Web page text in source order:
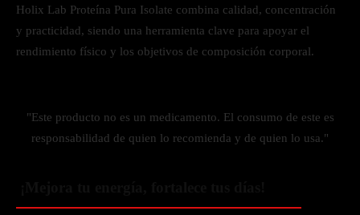
Holix Lab Proteína Pura Isolate combina calidad, concentración
y practicidad, siendo una herramienta clave para apoyar el
rendimiento físico y los objetivos de composición corporal.
"Este producto no es un medicamento. El consumo de este es
responsabilidad de quien lo recomienda y de quien lo usa."